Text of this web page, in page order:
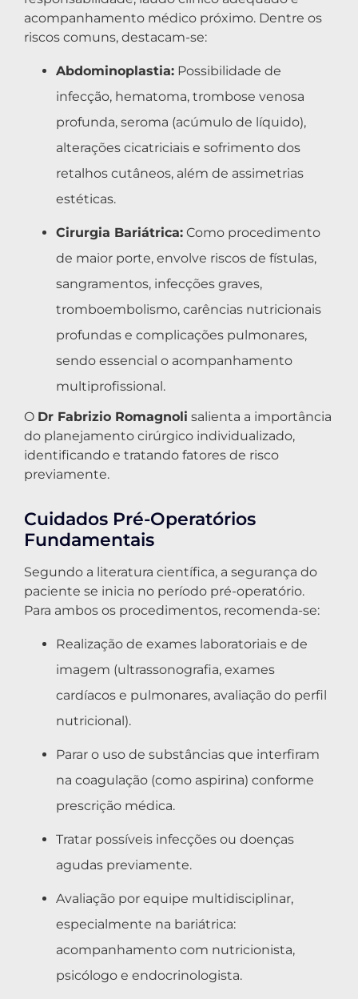
acompanhamento médico próximo. Dentre os
riscos comuns, destacam-se:
Abdominoplastia: Possibilidade de
infecção, hematoma, trombose venosa
profunda, seroma (acúmulo de líquido),
alterações cicatriciais e sofrimento dos
retalhos cutâneos, além de assimetrias
estéticas.
Cirurgia Bariátrica: Como procedimento
de maior porte, envolve riscos de fístulas,
sangramentos, infecções graves,
tromboembolismo, carências nutricionais
profundas e complicações pulmonares,
sendo essencial o acompanhamento
multiprofissional.
O Dr Fabrizio Romagnoli salienta a importância
do planejamento cirúrgico individualizado,
identificando e tratando fatores de risco
previamente.
Cuidados Pré-Operatórios
Fundamentais
Segundo a literatura científica, a segurança do
paciente se inicia no período pré-operatório.
Para ambos os procedimentos, recomenda-se:
Realização de exames laboratoriais e de
imagem (ultrassonografia, exames
cardíacos e pulmonares, avaliação do perfil
nutricional).
Parar o uso de substâncias que interfiram
na coagulação (como aspirina) conforme
prescrição médica.
Tratar possíveis infecções ou doenças
agudas previamente.
Avaliação por equipe multidisciplinar,
especialmente na bariátrica:
acompanhamento com nutricionista,
psicólogo e endocrinologista.